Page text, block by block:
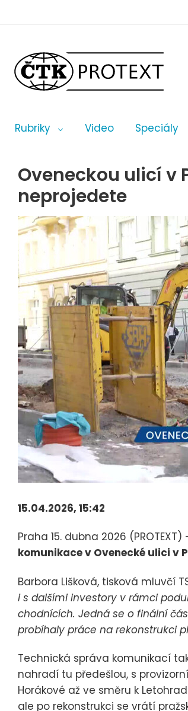
Rubriky Video Speciály
Oveneckou ulicí v
neprojedete
15.04.2026, 15:42
Praha 15. dubna 2026 (PROTEXT)
komunikace v Ovenecké ulici v
Barbora Lišková, tisková mluvčí
i s dalšími investory v rámci
chodnících. Jedná se o finální
probíhaly práce na rekonstrukci
Technická správa komunikací
nahradí tu předešlou, s
Horákové až ve směru k
ale po rekonstrukci se vrátí